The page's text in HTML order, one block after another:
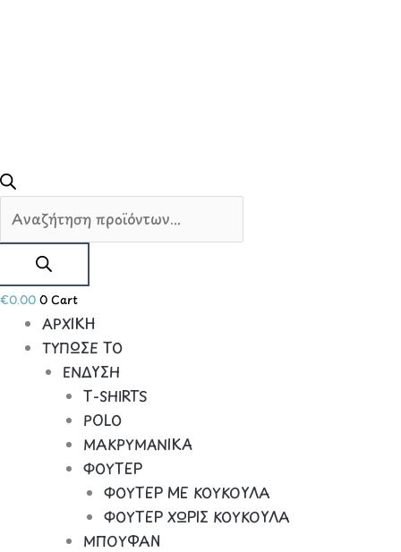
€0.00 0 Cart
ΑΡΧΙΚΗ
ΤΥΠΩΣΕ ΤΟ
ΕΝΔΥΣΗ
Τ-SHIRTS
POLO
ΜΑΚΡΥΜΑΝΙΚΑ
ΦΟΥΤΕΡ
ΦΟΥΤΕΡ ΜΕ ΚΟΥΚΟΥΛΑ
ΦΟΥΤΕΡ ΧΩΡΙΣ ΚΟΥΚΟΥΛΑ
ΜΠΟΥΦΑΝ